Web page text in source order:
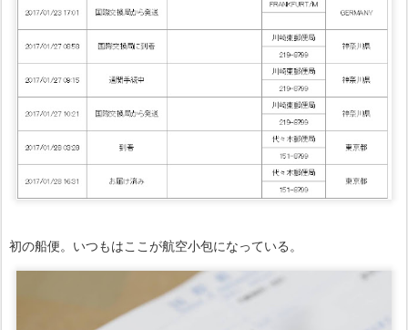
初の船便。いつもはここが航空小包になっている。